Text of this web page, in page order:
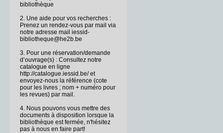
bibliothèque
2. Une aide pour vos recherches :
Prenez un rendez-vous par mail via
notre adresse mail iessid-
bibliotheque@he2b.be
3. Pour une réservation/demande
d’ouvrage(s) : Consultez notre
catalogue en ligne
http://catalogue.iessid.be/ et
envoyez-nous la référence (cote
pour les livres ; nom + numéro pour
les revues) par mail.
4. Nous pouvons vous mettre des
documents à disposition lorsque la
bibliothèque est fermée, n'hésitez
pas à nous en faire part!